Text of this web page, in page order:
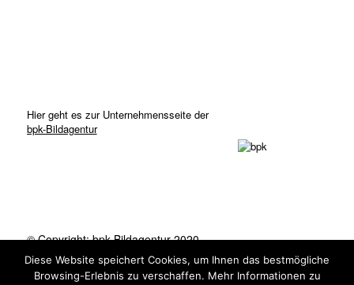
Hier geht es zur Unternehmensseite der
bpk-Bildagentur
© Copyright: bpk-Bildagentur 2020
Kontakt
Datenschutz Impressum
Diese Website speichert Cookies, um Ihnen das bestmögliche
Browsing-Erlebnis zu verschaffen. Mehr Informationen zu